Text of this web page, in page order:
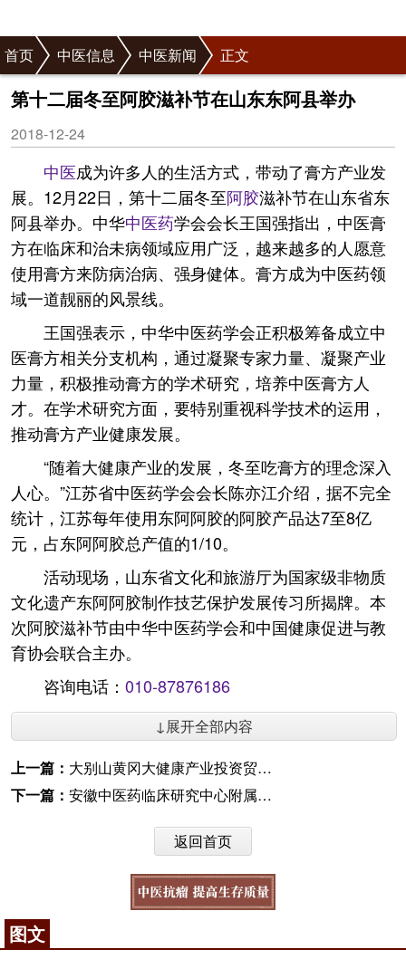
首页 中医信息 中医新闻 正文
第十二届冬至阿胶滋补节在山东东阿县举办
2018-12-24
中医成为许多人的生活方式，带动了膏方产业发
展。12月22日，第十二届冬至阿胶滋补节在山东省东
阿县举办。中华中医药学会会长王国强指出，中医膏
方在临床和治未病领域应用广泛，越来越多的人愿意
使用膏方来防病治病、强身健体。膏方成为中医药领
域一道靓丽的风景线。
王国强表示，中华中医药学会正积极筹备成立中
医膏方相关分支机构，通过凝聚专家力量、凝聚产业
力量，积极推动膏方的学术研究，培养中医膏方人
才。在学术研究方面，要特别重视科学技术的运用，
推动膏方产业健康发展。
“随着大健康产业的发展，冬至吃膏方的理念深入
人心。”江苏省中医药学会会长陈亦江介绍，据不完全
统计，江苏每年使用东阿阿胶的阿胶产品达7至8亿
元，占东阿阿胶总产值的1/10。
活动现场，山东省文化和旅游厅为国家级非物质
文化遗产东阿阿胶制作技艺保护发展传习所揭牌。本
次阿胶滋补节由中华中医药学会和中国健康促进与教
育协会联合主办。
咨询电话： 010-87876186
↓展开全部内容
上一篇： 大别山黄冈大健康产业投资贸易洽谈会召开
下一篇： 安徽中医药临床研究中心附属医院走进瑶海社区勤劳社居委
返回首页
图文